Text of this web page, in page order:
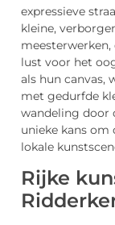
expressieve
kleine,
lust voor het
als hun canvas,
met gedurfde
wandeling door
unieke kans
lokale
Rijke